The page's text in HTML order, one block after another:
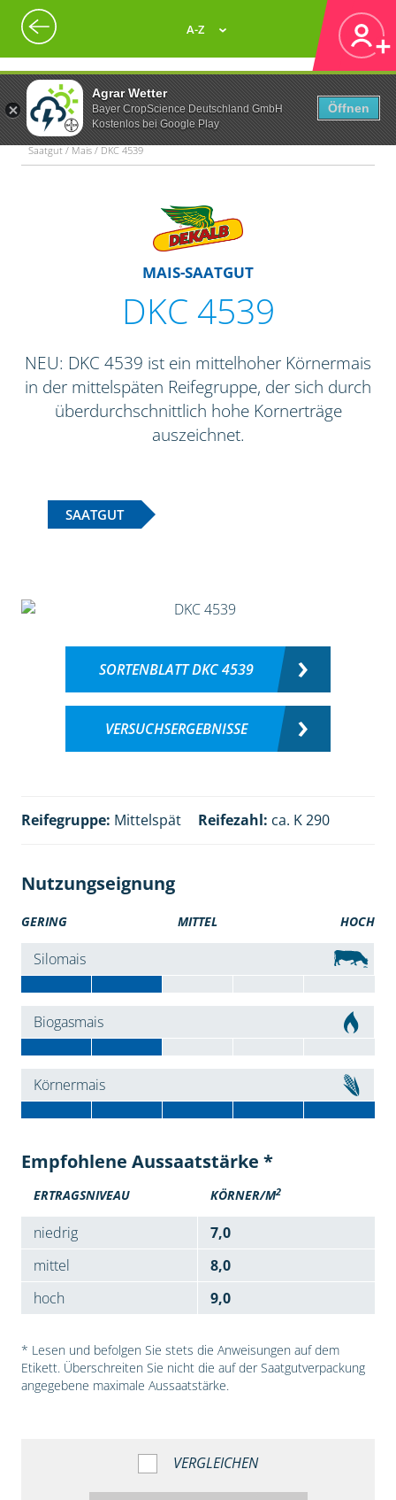
Agrar Wetter
Bayer CropScience Deutschland GmbH
Kostenlos bei Google Play
Öffnen
A-Z
Saatgut / Mais / DKC 4539
MAIS-SAATGUT
DKC 4539
NEU: DKC 4539 ist ein mittelhoher Körnermais
in der mittelspäten Reifegruppe, der sich durch
überdurchschnittlich hohe Kornerträge
auszeichnet.
SAATGUT
SORTENBLATT DKC 4539
VERSUCHSERGEBNISSE
Reifegruppe: Mittelspät Reifezahl: ca. K 290
Nutzungseignung
GERING MITTEL HOCH
Silomais
Biogasmais
Körnermais
Empfohlene Aussaatstärke *
ERTRAGSNIVEAU KÖRNER/M2
niedrig
7,0
mittel
8,0
hoch
9,0
* Lesen und befolgen Sie stets die Anweisungen auf dem
Etikett. Überschreiten Sie nicht die auf der Saatgutverpackung
angegebene maximale Aussaatstärke.
VERGLEICHEN